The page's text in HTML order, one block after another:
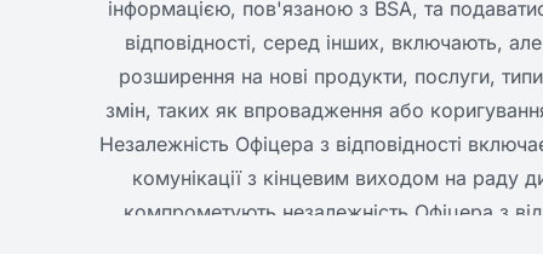
інформацією, пов'язаною з BSA, та
відповідності, серед інших, включають,
розширення на нові продукти, послуги, типи
змін, таких як впровадження або
Незалежність Офіцера з відповідності
комунікації з кінцевим виходом на раду
компрометують незалежність Офіцера з